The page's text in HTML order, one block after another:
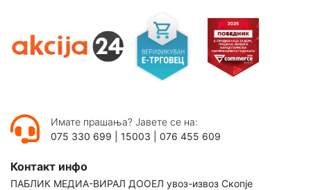
Имате прашања? Јавете се на:
075 330 699
15003 076 455 609
Контакт инфо
ПАБЛИК МЕДИА-ВИРАЛ ДООЕЛ увоз-извоз Скопје